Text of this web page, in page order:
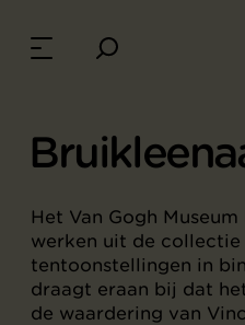
Het Van Gogh
werken uit de
tentoonstellingen in
draagt eraan bij dat
de waardering van